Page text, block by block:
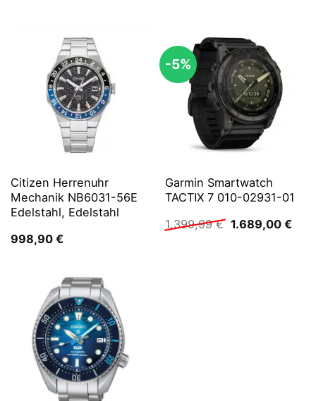
Citizen Herrenuhr
Mechanik NB6031-56E
Edelstahl, Edelstahl
998,90 €
-5%
Garmin Smartwatch
TACTIX 7 010-02931-01
1.399,99€ Ursprünglicher
1.689,00 €